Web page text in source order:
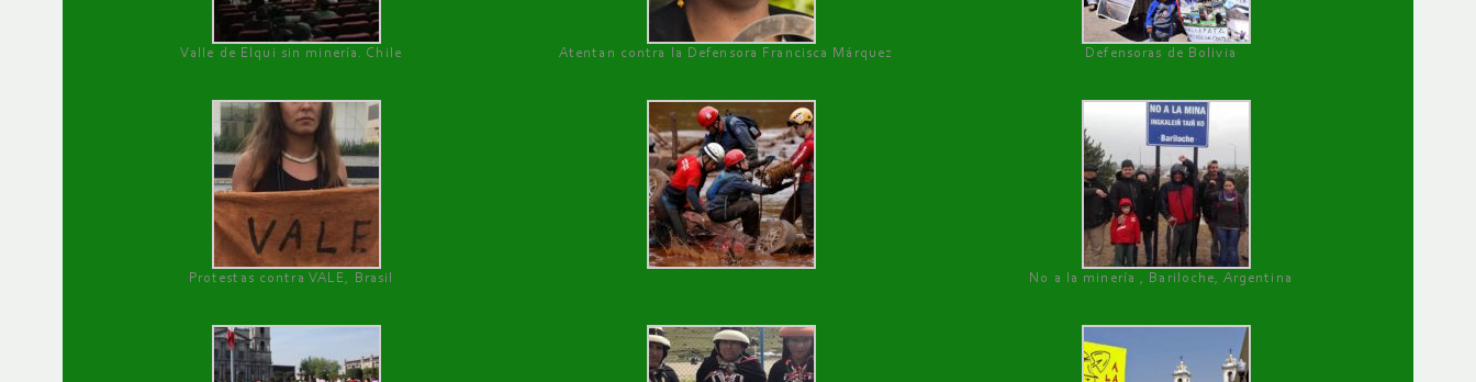
Valle de Elqui sin minería. Chile Atentan contra la Defensora Francisca Márquez Defensoras de Bolivia
Protestas contra VALE, Brasil No a la minería , Bariloche, Argentina